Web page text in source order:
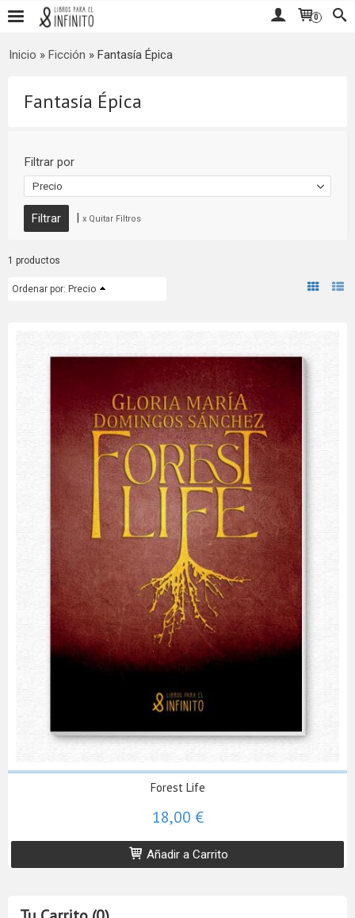
0
Inicio » Ficción » Fantasía Épica
Fantasía Épica
Filtrar por
Precio
| x Quitar Filtros
1 productos
Ordenar por: Precio
Forest Life
18,00 €
Añadir a Carrito